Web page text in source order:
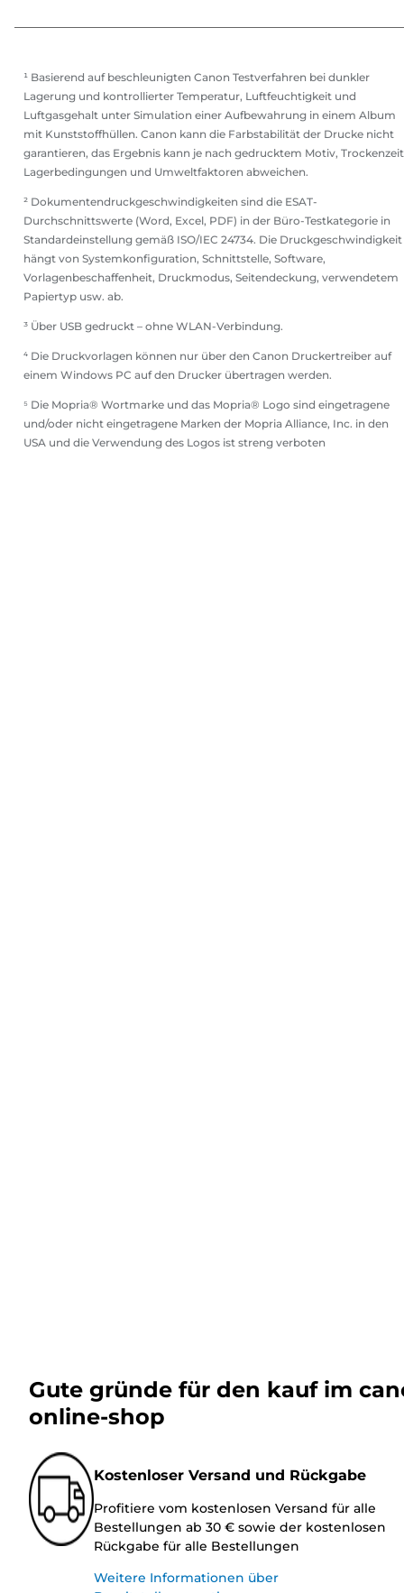
¹ Basierend auf beschleunigten Canon Testverfahren bei dunkler
Lagerung und kontrollierter Temperatur, Luftfeuchtigkeit und
Luftgasgehalt unter Simulation einer Aufbewahrung in einem Album
mit Kunststoffhüllen. Canon kann die Farbstabilität der Drucke nicht
garantieren, das Ergebnis kann je nach gedrucktem Motiv,
Lagerbedingungen und Umweltfaktoren abweichen.
² Dokumentendruckgeschwindigkeiten sind die ESAT-
Durchschnittswerte (Word, Excel, PDF) in der Büro-Testkategorie in
Standardeinstellung gemäß ISO/IEC 24734. Die Druckgeschwindigkeit
hängt von Systemkonfiguration, Schnittstelle, Software,
Vorlagenbeschaffenheit, Druckmodus, Seitendeckung, verwendetem
Papiertyp usw. ab.
³ Über USB gedruckt – ohne WLAN-Verbindung.
⁴ Die Druckvorlagen können nur über den Canon Druckertreiber auf
einem Windows PC auf den Drucker übertragen werden.
⁵ Die Mopria® Wortmarke und das Mopria® Logo sind eingetragene
und/oder nicht eingetragene Marken der Mopria Alliance, Inc. in den
USA und die Verwendung des Logos ist streng verboten
Gute gründe für den kauf im
online-shop
Kostenloser Versand und Rückgabe
Profitiere vom kostenlosen Versand für alle
Bestellungen ab 30 € sowie der kostenlosen
Rückgabe für alle Bestellungen
Weitere Informationen über